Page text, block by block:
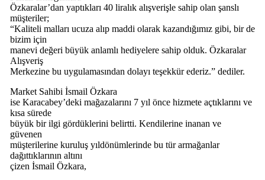
Özkaralar’dan yaptıkları 40 liralık alışverişle sahip olan şanslı
müşteriler;
“Kaliteli malları ucuza alıp maddi olarak kazandığımız gibi, bir de
bizim için
manevi değeri büyük anlamlı hediyelere sahip olduk. Özkaralar
Alışveriş
Merkezine bu uygulamasından dolayı teşekkür ederiz.” dediler.
Market Sahibi İsmail Özkara
ise Karacabey’deki mağazalarını 7 yıl önce hizmete açtıklarını ve
kısa sürede
büyük bir ilgi gördüklerini belirtti. Kendilerine inanan ve
güvenen
müşterilerine kuruluş yıldönümlerinde bu tür armağanlar
dağıttıklarının altını
çizen İsmail Özkara,